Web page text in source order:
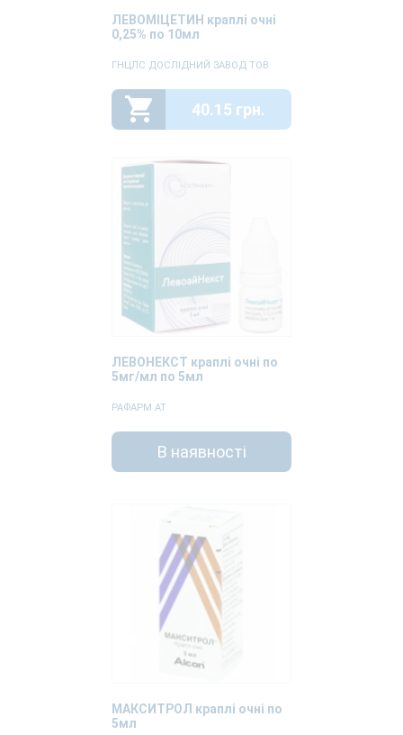
ЛЕВОМІЦЕТИН краплі очні
0,25% по 10мл
ГНЦЛС ДОСЛІДНИЙ ЗАВОД ТОВ
40.15 грн.
ЛЕВОНЕКСТ краплі очні по
5мг/мл по 5мл
РАФАРМ АТ
В наявності
МАКСИТРОЛ краплі очні по
5мл